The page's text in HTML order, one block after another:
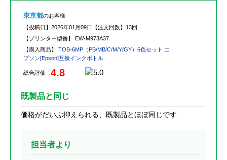
東京都のお客様
【投稿日】 2026年01月09日 【注文回数】 13回
【プリンター型番】 EW-M973A37
【購入商品】 TOB-6MP（PB/MB/C/M/Y/GY）6色セット エ
プソン[Epson]互換インクボトル
総合評価 4.8
既製品と同じ
価格がだいぶ抑えられる、既製品とほぼ同じです
担当者より